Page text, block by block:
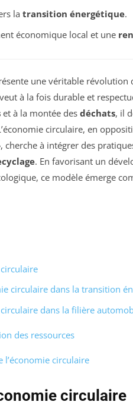
la transition énergétique.
économique local et une
une véritable révolution
à la fois durable et
et à la montée des déchats, il
circulaire, en
cherche à intégrer des
. En favorisant un
ce modèle émerge
circulaire dans la transition
dans la filière
des ressources
l’économie circulaire
circulaire